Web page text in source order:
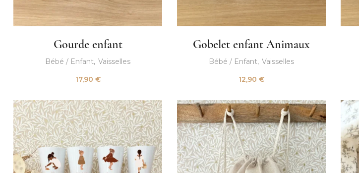
Gourde enfant
Bébé / Enfant Vaisselles
17,90 €
Gobelet enfant Animaux
Bébé / Enfant Vaisselles
12,90 €